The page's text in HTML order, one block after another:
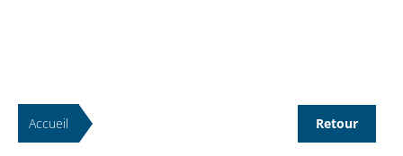
Accueil Retour